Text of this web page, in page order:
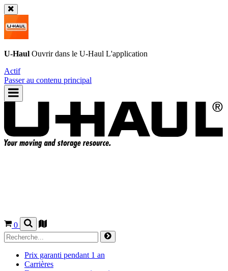
U-Haul Ouvrir dans le U-Haul L'application
Actif
Passer au contenu principal
0
Prix garanti pendant 1 an
Carrières